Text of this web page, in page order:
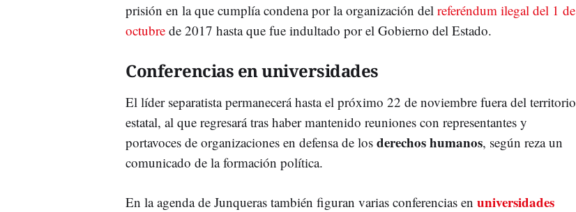
prisión en la que cumplía condena por la organización del referéndum ilegal del 1 de
octubre de 2017 hasta que fue indultado por el Gobierno del Estado.
Conferencias en universidades
El líder separatista permanecerá hasta el próximo 22 de noviembre fuera del territorio
estatal, al que regresará tras haber mantenido reuniones con representantes y
portavoces de organizaciones en defensa de los derechos humanos, según reza un
comunicado de la formación política.
En la agenda de Junqueras también figuran varias conferencias en universidades